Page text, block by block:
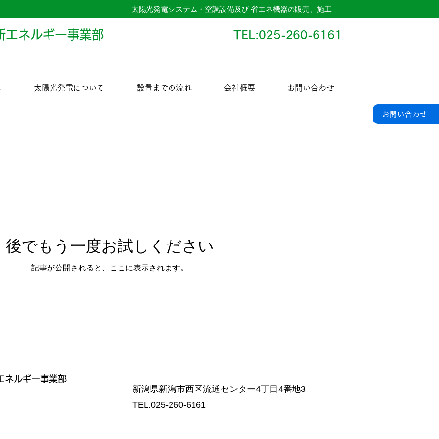
お問い合わせ
太陽光発電システム・空調設備及び 省エネ機器の販売、施工
エネルギー事業部 TEL:025-260-6161
太陽光発電につ​いて 設置までの流れ 会社概要 お問い合わせ
後でもう一度お試しください
記事が公開されると、ここに表示されます。
ネルギー事業部
新潟県新潟市西区流通センター4丁目4番地3
TEL.025-260-6161